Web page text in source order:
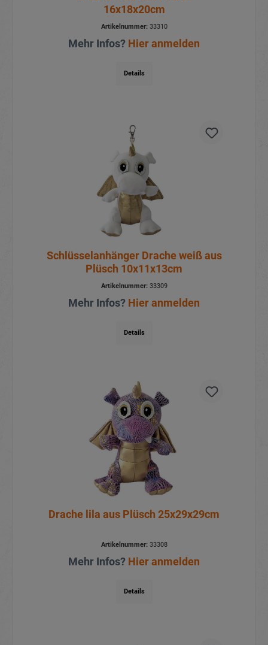
16x18x20cm
Artikelnummer:33310
Mehr Infos? Hier anmelden
Details
Schlüsselanhänger Drache weiß aus
Plüsch 10x11x13cm
Artikelnummer:33309
Mehr Infos? Hier anmelden
Details
Drache lila aus Plüsch 25x29x29cm
Artikelnummer:33308
Mehr Infos? Hier anmelden
Details